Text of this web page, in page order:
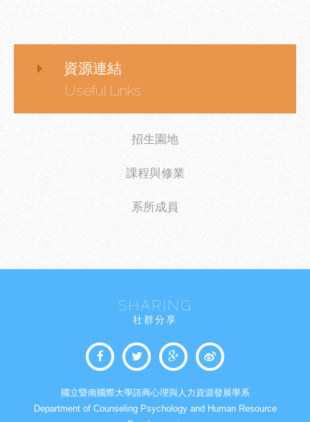
資源連結
Useful Links
招生園地
課程與修業
系所成員
SHARING
社群分享
國立暨南國際大學諮商心理與人力資源發展學系
Department of Counseling Psychology and Human Resource